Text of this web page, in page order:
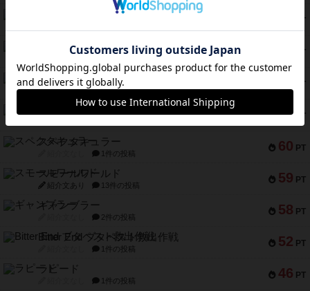
PT
PT
リスボン・トラム 28
PT
アマナイト
紹介文なし 1件の投稿
66 PT
60 PT
スペクタキュラー
1件の投稿
59 PT
スモールワールド
紹介文あり 13件の投稿
58 PT
ギャンブラー
2件の投稿
52 PT
Bitter End ブタペスト救出作戦
1件の投稿
46 PT
ラピード
1件の投稿